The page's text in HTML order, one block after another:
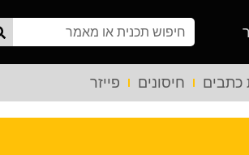
כתבים חיסונים פייזר